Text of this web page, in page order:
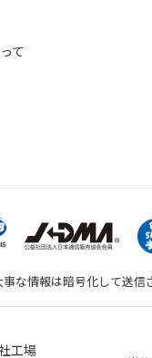
て
な情報は暗号化して送信
工場